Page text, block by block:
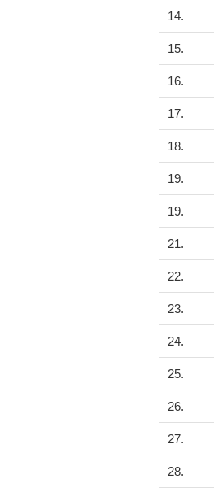
14.
15.
16.
17.
18.
19.
19.
21.
22.
23.
24.
25.
26.
27.
28.